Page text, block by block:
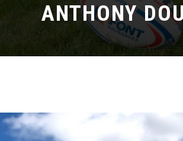
ANTHONY